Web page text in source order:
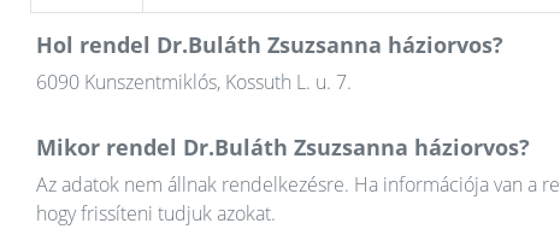
Hol rendel Dr.Buláth Zsuzsanna háziorvos?
6090 Kunszentmiklós, Kossuth L. u. 7.
Mikor rendel Dr.Buláth Zsuzsanna háziorvos?
Az adatok nem állnak rendelkezésre. Ha információja van a
hogy frissíteni tudjuk azokat.